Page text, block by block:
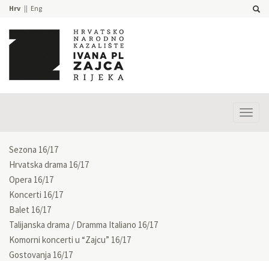
Hrv Eng
Sezona 16/17
Hrvatska drama 16/17
Opera 16/17
Koncerti 16/17
Balet 16/17
Talijanska drama / Dramma Italiano 16/17
Komorni koncerti u “Zajcu” 16/17
Gostovanja 16/17